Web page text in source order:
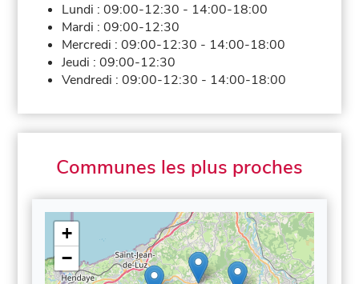
Lundi :09:00-12:30 - 14:00-18:00
Mardi :09:00-12:30
Mercredi :09:00-12:30 - 14:00-18:00
Jeudi :09:00-12:30
Vendredi :09:00-12:30 - 14:00-18:00
Communes les plus proches
+
−